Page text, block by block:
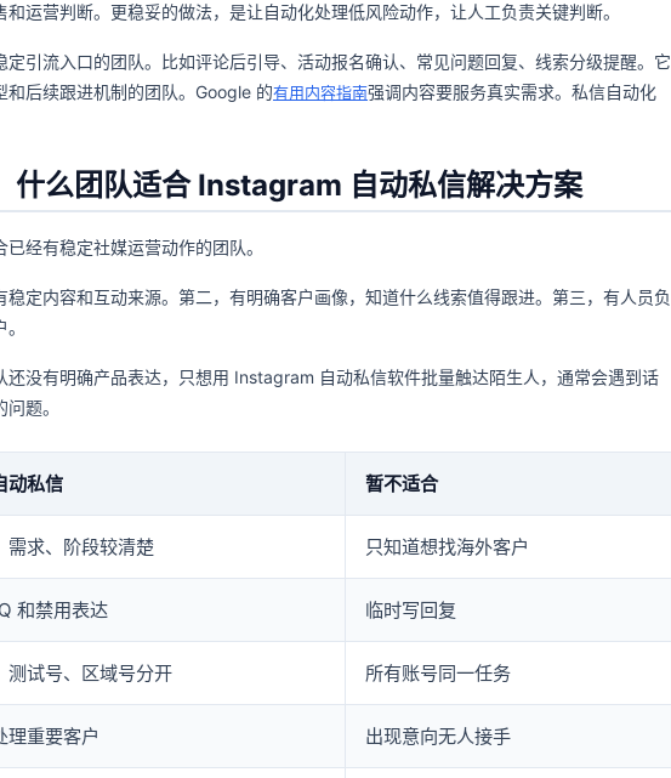
运营判断。更稳妥的做法，是让自动化处理低风险动作，让人工负责关键判断。
引流入口的团队。比如评论后引导、活动报名确认、常见问题回复、线索分级提醒。它
后续跟进机制的团队。Google 的有用内容指南强调内容要服务真实需求。私信自动化
什么团队适合 Instagram 自动私信解决方案
经有稳定社媒运营动作的团队。
定内容和互动来源。第二，有明确客户画像，知道什么线索值得跟进。第三，有人员负
还没有明确产品表达，只想用 Instagram 自动私信软件批量触达陌生人，通常会遇到话
题。
动私信 暂不适合
需求、阶段较清楚 只知道想找海外客户
和禁用表达 临时写回复
测试号、区域号分开 所有账号同一任务
理重要客户 出现意向无人接手